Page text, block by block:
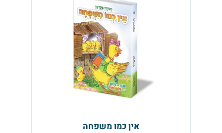
אין כמו משפחה